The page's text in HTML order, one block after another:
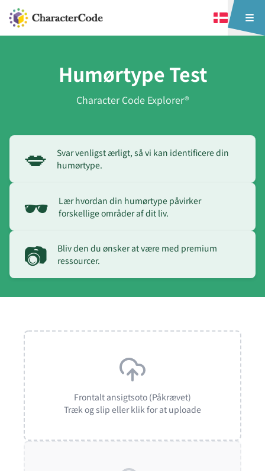
Humørtype Test
Character Code Explorer®
💋
Svar venligst ærligt, så vi kan identificere din
humørtype.
🕶️
Lær hvordan din humørtype påvirker
forskellige områder af dit liv.
📷
Bliv den du ønsker at være med premium
ressourcer.
Frontalt ansigtsoto (Påkrævet)
Træk og slip eller klik for at uploade